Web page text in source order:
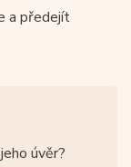
a předejít
úvěr?